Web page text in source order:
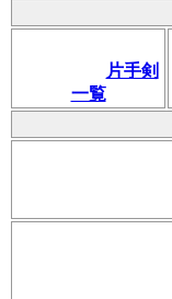
片手剣
一覧